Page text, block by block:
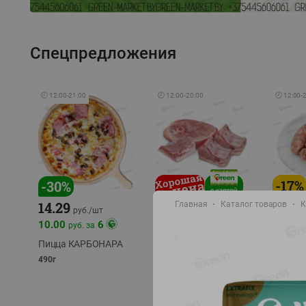
Спецпредложения
🕘 12:00-21:00
-30%
14.29 руб./шт
10.00 руб. за 6
Пицца КАРБОНАРА
490г
🕘 12:00-20:00
10.49 руб./кг
🕘 12:00-
-17%
9.99
Главная Каталог товаров